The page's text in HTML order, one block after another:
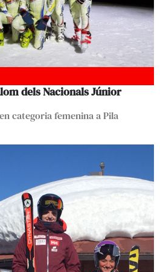
dels Nacionals Júnior
categoria femenina a Pila